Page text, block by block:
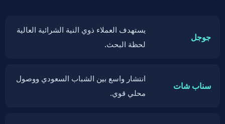
جوجل
يستهدف العملاء ذوي النية الشرائية العالية
لحظة البحث.
سناب شات
انتشار واسع بين الشباب السعودي ووصول
محلي قوي.